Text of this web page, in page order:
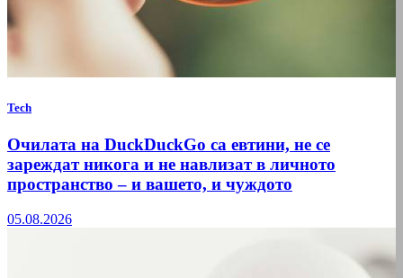
Tech
Очилата на DuckDuckGo са евтини, не се
зареждат никога и не навлизат в личното
пространство – и вашето, и чуждото
05.08.2026